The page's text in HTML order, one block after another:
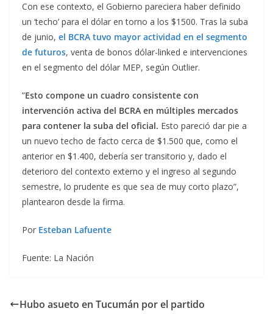
Con ese contexto, el Gobierno pareciera haber definido
un ‘techo’ para el dólar en torno a los $1500. Tras la suba
de junio, el BCRA tuvo mayor actividad en el segmento
de futuros, venta de bonos dólar-linked e intervenciones
en el segmento del dólar MEP, según Outlier.
”Esto compone un cuadro consistente con
intervención activa del BCRA en múltiples mercados
para contener la suba del oficial. Esto pareció dar pie a
un nuevo techo de facto cerca de $1.500 que, como el
anterior en $1.400, debería ser transitorio y, dado el
deterioro del contexto externo y el ingreso al segundo
semestre, lo prudente es que sea de muy corto plazo”,
plantearon desde la firma.
Por Esteban Lafuente
Fuente: La Nación
Hubo asueto en Tucumán por el partido